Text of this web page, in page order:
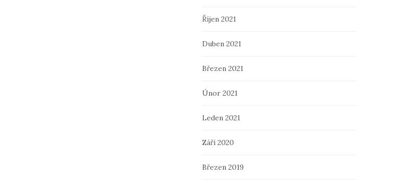
Říjen 2021
Duben 2021
Březen 2021
Únor 2021
Leden 2021
Září 2020
Březen 2019